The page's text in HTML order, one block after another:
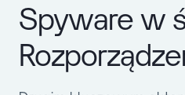
Spyware w